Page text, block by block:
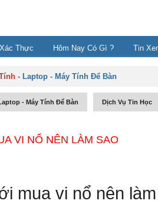
Thực Hôm Nay Có Gì ? Tin
- Laptop - Máy Tính Để Bàn
- Máy Tính Để Bàn Dịch Vụ Tin Học
VI NỔ NÊN LÀM SAO
mua vi nổ nên